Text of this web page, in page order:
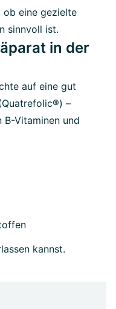
ob eine gezielte
sinnvoll ist.
in der
auf eine gut
–
Vitaminen und
kannst.